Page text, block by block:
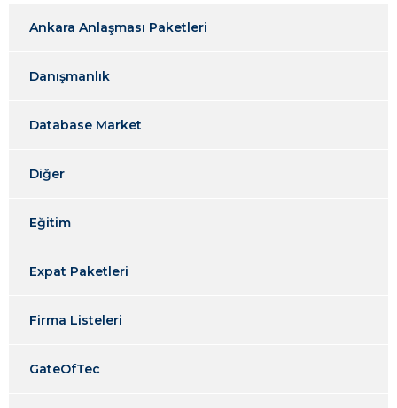
Ankara Anlaşması Paketleri
Danışmanlık
Database Market
Diğer
Eğitim
Expat Paketleri
Firma Listeleri
GateOfTec